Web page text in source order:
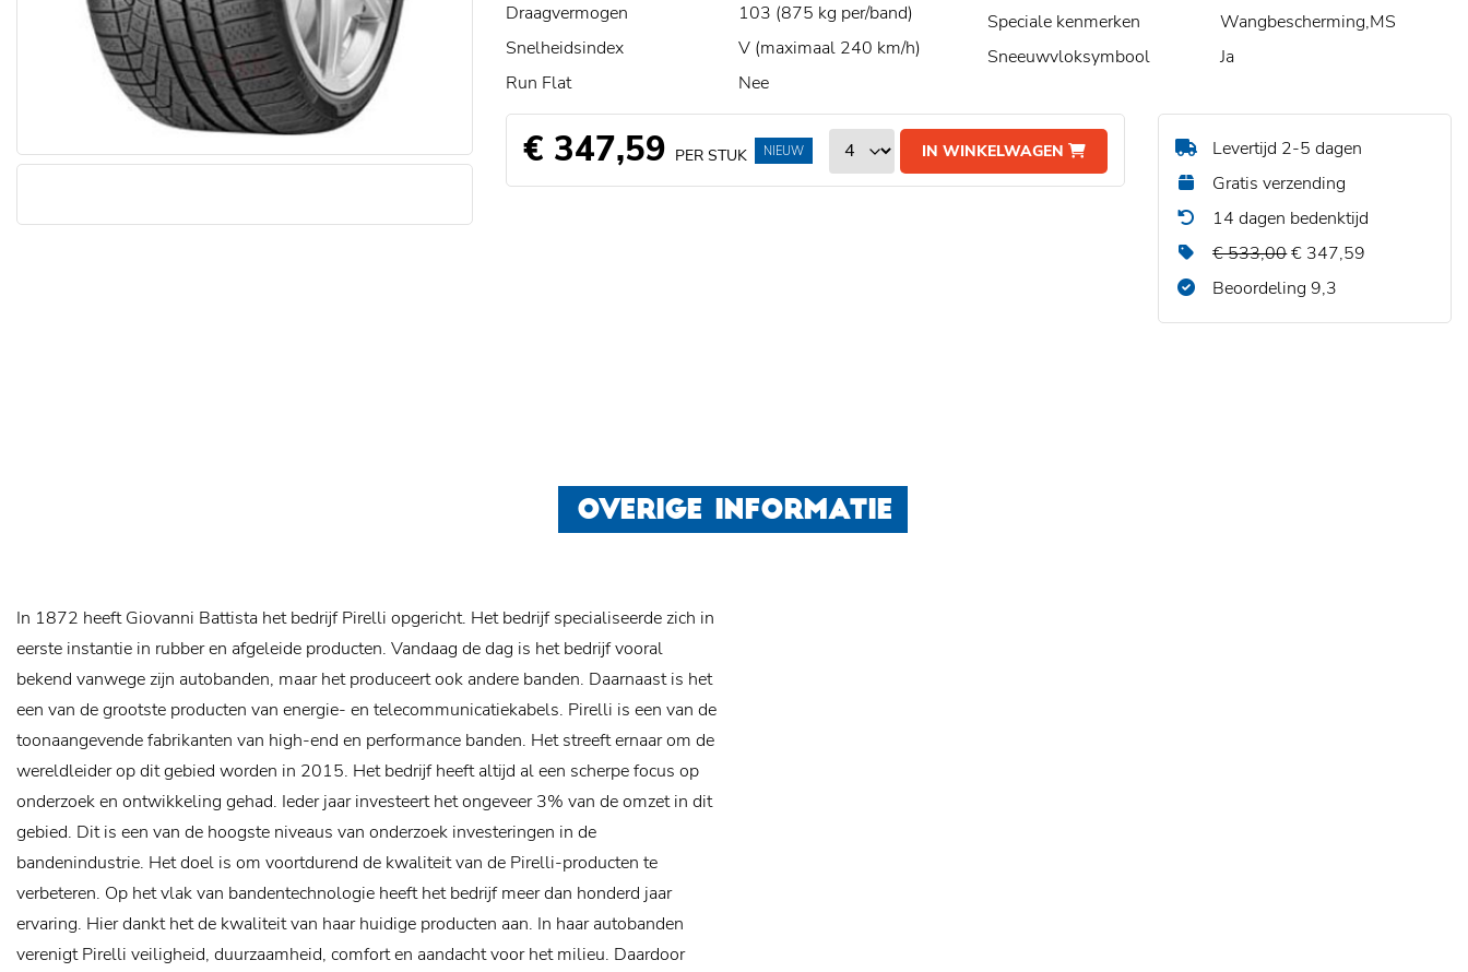
Draagvermogen
103 (875 kg per/band)
Snelheidsindex
V (maximaal 240 km/h)
Run Flat
Nee
Speciale kenmerken
Wangbescherming,MS
Sneeuwvloksymbool
Ja
€ 347,59 PER STUK IN WINKELWAGEN
NIEUW
Levertijd 2-5 dagen
Gratis verzending
14 dagen bedenktijd
€ 533,00€ 347,59
Beoordeling 9,3
OVERIGE INFORMATIE
In 1872 heeft Giovanni Battista het bedrijf Pirelli opgericht. Het bedrijf specialiseerde zich in
eerste instantie in rubber en afgeleide producten. Vandaag de dag is het bedrijf vooral
bekend vanwege zijn autobanden, maar het produceert ook andere banden. Daarnaast is het
een van de grootste producten van energie- en telecommunicatiekabels. Pirelli is een van de
toonaangevende fabrikanten van high-end en performance banden. Het streeft ernaar om de
wereldleider op dit gebied worden in 2015. Het bedrijf heeft altijd al een scherpe focus op
onderzoek en ontwikkeling gehad. Ieder jaar investeert het ongeveer 3% van de omzet in dit
gebied. Dit is een van de hoogste niveaus van onderzoek investeringen in de
bandenindustrie. Het doel is om voortdurend de kwaliteit van de Pirelli-producten te
verbeteren. Op het vlak van bandentechnologie heeft het bedrijf meer dan honderd jaar
ervaring. Hier dankt het de kwaliteit van haar huidige producten aan. In haar autobanden
verenigt Pirelli veiligheid, duurzaamheid, comfort en aandacht voor het milieu. Daardoor